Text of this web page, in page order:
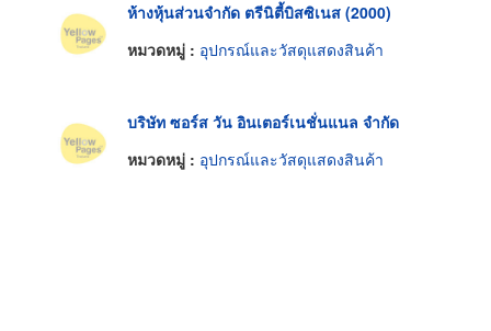
ห้างหุ้นส่วนจำกัด ตรีนิตี้บิสซิเนส (2000)
หมวดหมู่ : อุปกรณ์และวัสดุแสดงสินค้า
บริษัท ซอร์ส วัน อินเตอร์เนชั่นแนล จำกัด
หมวดหมู่ : อุปกรณ์และวัสดุแสดงสินค้า